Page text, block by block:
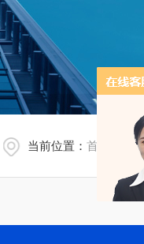
当前位置：首页